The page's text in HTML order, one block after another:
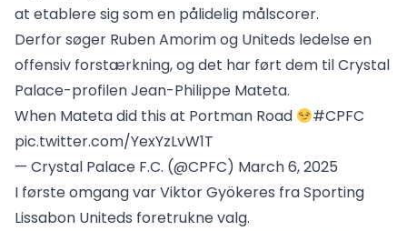
at etablere sig som en pålidelig målscorer.
Derfor søger Ruben Amorim og Uniteds ledelse en
offensiv forstærkning, og det har ført dem til Crystal
Palace-profilen Jean-Philippe Mateta.
When Mateta did this at Portman Road
#CPFC
pic.twitter.com/YexYzLvW1T
— Crystal Palace F.C. (@CPFC) March 6, 2025
I første omgang var Viktor Gyökeres fra Sporting
Lissabon Uniteds foretrukne valg.